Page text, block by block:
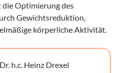
Optimierung des
Gewichtsreduktion,
körperliche Aktivität.
h.c. Heinz Drexel